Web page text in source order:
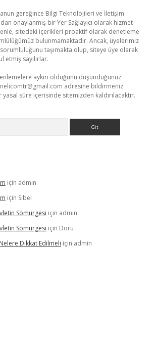
gereğince Bilgi Teknolojileri ve İletişim
onaylanmış bir Yer Sağlayıcı olarak hizmet
sitedeki içerikleri proaktif olarak denetleme
bulunmamaktadır. Ancak, üyelerimiz
taşımakta olup, siteye üye olarak
etmiş sayılırlar.
aykırı olduğunu düşündüğünüz
adresine bildirmeniz
süre içerisinde sitemizden kaldırılacaktır.
için admin
için Sibel
Sömürgesi için admin
Sömürgesi için Doru
Dikkat Edilmeli için admin